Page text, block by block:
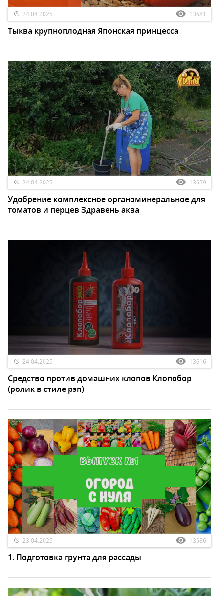
24.04.2025 13681
Тыква крупноплодная Японская принцесса
24.04.2025 13659
Удобрение комплексное органоминеральное для
томатов и перцев Здравень аква
24.04.2025 13616
Средство против домашних клопов Клопобор
(ролик в стиле рэп)
23.04.2025 13586
1. Подготовка грунта для рассады